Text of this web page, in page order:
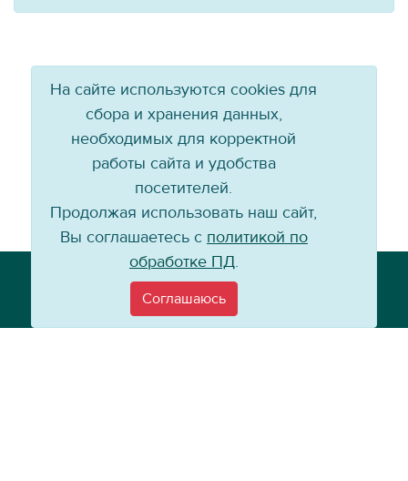
Email:info@baikal-energy.ru
На сайте используются cookies для
сбора и хранения данных,
необходимых для корректной
работы сайта и удобства
посетителей.
Продолжая использовать наш сайт,
Вы соглашаетесь с политикой по
обработке ПД.
Соглашаюсь